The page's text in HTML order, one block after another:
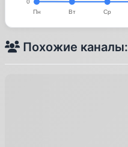
Похожие каналы: